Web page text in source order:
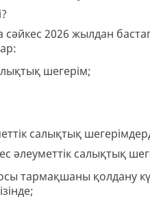
2026 жылдан
шегерім;
салықтық
әлеуметтік салықтық
тармақшаны қолдану